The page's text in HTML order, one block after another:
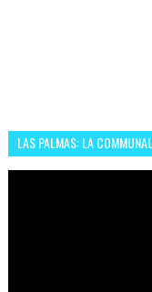
LAS PALMAS: LA